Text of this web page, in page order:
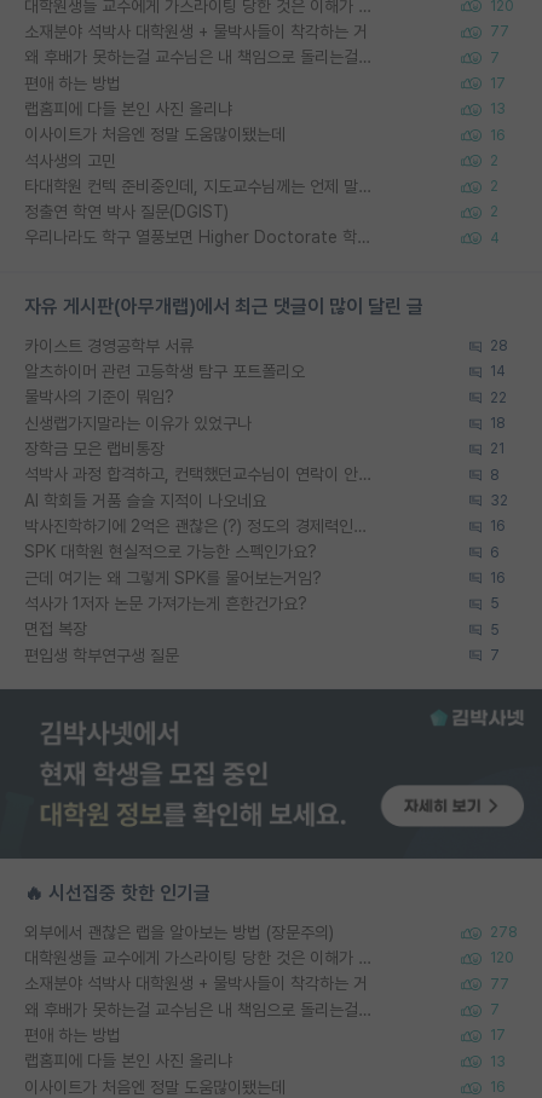
대학원생들 교수에게 가스라이팅 당한 것은 이해가 갑니다. 안타깝네요. 120
소재분야 석박사 대학원생 + 물박사들이 착각하는 거 77
왜 후배가 못하는걸 교수님은 내 책임으로 돌리는걸까요? 7
편애 하는 방법 17
랩홈피에 다들 본인 사진 올리냐 13
이사이트가 처음엔 정말 도움많이됐는데 16
석사생의 고민 2
타대학원 컨텍 준비중인데, 지도교수님께는 언제 말씀드려야 할까요? 2
정출연 학연 박사 질문(DGIST) 2
우리나라도 학구 열풍보면 Higher Doctorate 학위가 필요하다고 봅니다. 4
자유 게시판(아무개랩)에서 최근 댓글이 많이 달린 글
카이스트 경영공학부 서류 28
알츠하이머 관련 고등학생 탐구 포트폴리오 14
물박사의 기준이 뭐임? 22
신생랩가지말라는 이유가 있었구나 18
장학금 모은 랩비통장 21
석박사 과정 합격하고, 컨택했던교수님이 연락이 안됩니다... 8
AI 학회들 거품 슬슬 지적이 나오네요 32
박사진학하기에 2억은 괜찮은 (?) 정도의 경제력인가요 16
SPK 대학원 현실적으로 가능한 스펙인가요? 6
근데 여기는 왜 그렇게 SPK를 물어보는거임? 16
석사가 1저자 논문 가져가는게 흔한건가요? 5
면접 복장 5
편입생 학부연구생 질문 7
🔥 시선집중 핫한 인기글
외부에서 괜찮은 랩을 알아보는 방법 (장문주의) 278
대학원생들 교수에게 가스라이팅 당한 것은 이해가 갑니다. 안타깝네요. 120
소재분야 석박사 대학원생 + 물박사들이 착각하는 거 77
왜 후배가 못하는걸 교수님은 내 책임으로 돌리는걸까요? 7
편애 하는 방법 17
랩홈피에 다들 본인 사진 올리냐 13
이사이트가 처음엔 정말 도움많이됐는데 16